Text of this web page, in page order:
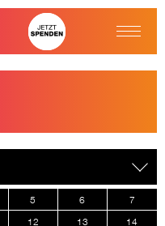
5 6
7
12 13
14